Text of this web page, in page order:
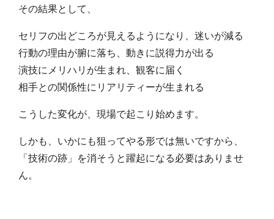
その結果として、
セリフの出どころが見えるようになり、迷いが減る
行動の理由が腑に落ち、動きに説得力が出る
演技にメリハリが生まれ、観客に届く
相手との関係性にリアリティーが生まれる
こうした変化が、現場で起こり始めます。
しかも、いかにも狙ってやる形では無いですから、
「技術の跡」を消そうと躍起になる必要はありませ
ん。